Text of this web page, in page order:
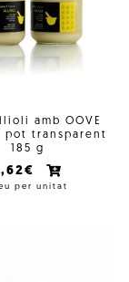
amb OOVE
pot transparent
185 g
per unitat